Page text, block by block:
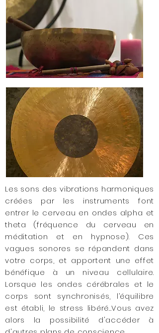
Les sons des vibrations harmoniques
créées par les instruments font
entrer le cerveau en ondes alpha et
theta (fréquence du cerveau en
méditation et en hypnose). Ces
vagues sonores se répandent dans
votre corps, et apportent une effet
bénéfique à un niveau cellulaire.
Lorsque les ondes cérébrales et le
corps sont synchronisés, l’équilibre
est établi, le stress libéré...Vous avez
alors la possibilité d'accéder à